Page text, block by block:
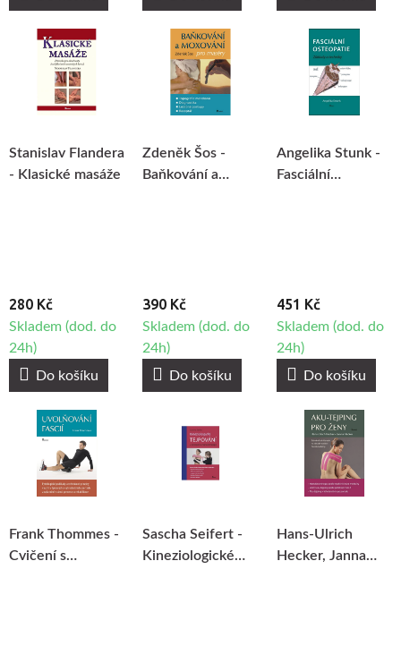
Stanislav Flandera
- Klasické masáže
280 Kč
Skladem (dod. do
24h)
Do košíku
Zdeněk Šos -
Baňkování a
390 Kč
Skladem (dod. do
24h)
Do košíku
Angelika Stunk -
Fasciální
451 Kč
Skladem (dod. do
24h)
Do košíku
Frank Thommes -
Cvičení s
Sascha Seifert -
Kineziologické
Hans-Ulrich
Hecker, Janna